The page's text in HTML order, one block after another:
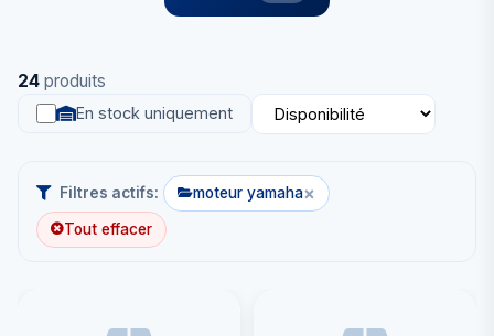
24 produits
En stock uniquement
Filtres actifs: moteur yamaha×
Tout effacer